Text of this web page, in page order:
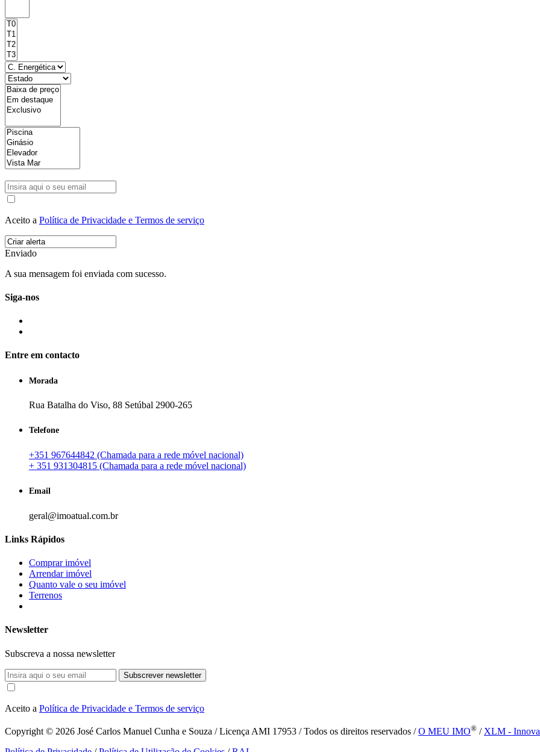
Aceito a Política de Privacidade e Termos de serviço
Enviado
A sua mensagem foi enviada com sucesso.
Siga-nos
Entre em contacto
Morada
Rua Batalha do Viso, 88 Setúbal 2900-265
Telefone
+351 967644842 (Chamada para a rede móvel nacional)
+ 351 931304815 (Chamada para a rede móvel nacional)
Email
geral@imoatual.com.br
Links Rápidos
Comprar imóvel
Arrendar imóvel
Quanto vale o seu imóvel
Terrenos
Newsletter
Subscreva a nossa newsletter
Subscrever newsletter
Aceito a Política de Privacidade e Termos de serviço
Copyright © 2026 José Carlos Manuel Cunha e Souza / Licença AMI 17953 / Todos os direitos reservados /O MEU IMO® / XLM -